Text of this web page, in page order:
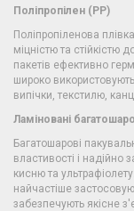
Поліпропілен (PP)
Поліпропіленова
міцністю та
пакетів ефективно
широко
випічки, текстилю,
Ламіновані
Багатошарові
властивості і надійно
кисню та
найчастіше
забезпечують якісне